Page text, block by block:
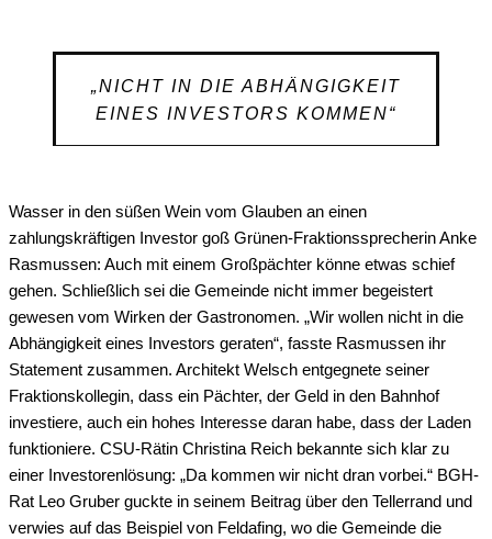
„NICHT IN DIE ABHÄNGIGKEIT
EINES INVESTORS KOMMEN“
Wasser in den süßen Wein vom Glauben an einen
zahlungskräftigen Investor goß Grünen-Fraktionssprecherin Anke
Rasmussen: Auch mit einem Großpächter könne etwas schief
gehen. Schließlich sei die Gemeinde nicht immer begeistert
gewesen vom Wirken der Gastronomen. „Wir wollen nicht in die
Abhängigkeit eines Investors geraten“, fasste Rasmussen ihr
Statement zusammen. Architekt Welsch entgegnete seiner
Fraktionskollegin, dass ein Pächter, der Geld in den Bahnhof
investiere, auch ein hohes Interesse daran habe, dass der Laden
funktioniere. CSU-Rätin Christina Reich bekannte sich klar zu
einer Investorenlösung: „Da kommen wir nicht dran vorbei.“ BGH-
Rat Leo Gruber guckte in seinem Beitrag über den Tellerrand und
verwies auf das Beispiel von Feldafing, wo die Gemeinde die